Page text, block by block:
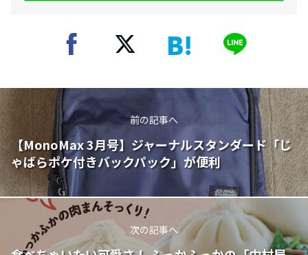
前の記事へ
【MonoMax 3月号】ジャーナルスタンダード「じ
ゃばらポケ付きバックパック」が便利
次の記事へ